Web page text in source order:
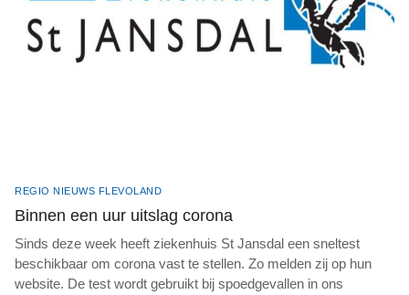
REGIO NIEUWS FLEVOLAND
Binnen een uur uitslag corona
Sinds deze week heeft ziekenhuis St Jansdal een sneltest
beschikbaar om corona vast te stellen. Zo melden zij op hun
website. De test wordt gebruikt bij spoedgevallen in ons